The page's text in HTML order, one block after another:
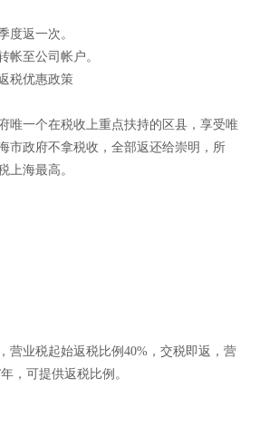
返一次。
至公司帐户。
优惠政策
一个在税收上重点扶持的区县，享受唯
市政府不拿税收，全部返还给崇明，所
上海最高。
业税起始返税比例40%，交税即返，营
，可提供返税比例。